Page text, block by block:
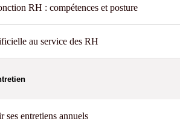
RH : compétences et posture
au service des RH
ses entretiens annuels